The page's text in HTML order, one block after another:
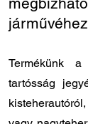
járművéhez
Termékünk
tartósság